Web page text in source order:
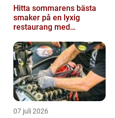
Hitta sommarens bästa
smaker på en lyxig
restaurang med
Östermalm
07 juli 2026